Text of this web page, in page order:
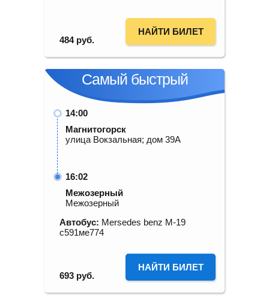
484 руб.
НАЙТИ БИЛЕТ
Самый быстрый
14:00
Магнитогорск
улица Вокзальная; дом 39А
16:02
Межозерный
Межозерный
Автобус: Mersedes benz M-19
с591ме774
693 руб.
НАЙТИ БИЛЕТ